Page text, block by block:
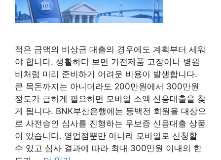
적은 금액의 비상금 대출의 경우에도 계획부터 세워
야 합니다. 생활하다 보면 가전제품 고장이나 병원
비처럼 미리 준비하기 어려운 비용이 발생합니다.
큰 목돈까지는 아니더라도 200만원에서 300만원
정도가 급하게 필요하면 모바일 소액 신용대출을 찾
게 됩니다. BNK부산은행에는 동백전 회원을 대상으
로 사전승인 심사를 진행하는 무보증 신용대출 상품
이 있습니다. 영업점뿐만 아니라 모바일로 신청할
수 있고 심사 결과에 따라 최대 300만원 이내의 한